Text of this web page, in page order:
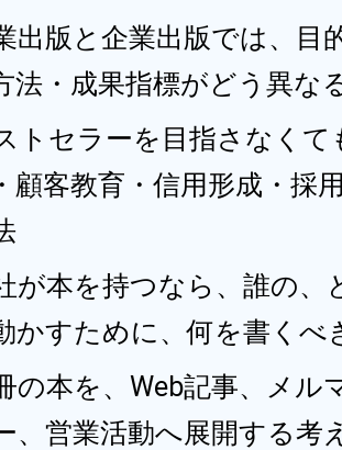
出版と企業出版では、目
法・成果指標がどう異な
トセラーを目指さなくて
顧客教育・信用形成・採
が本を持つなら、誰の、
かすために、何を書くべ
の本を、Web記事、メル
、営業活動へ展開する考